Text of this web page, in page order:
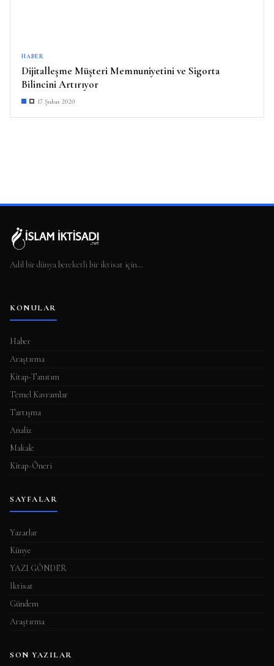
HABER
Dijitalleşme Müşteri Memnuniyetini ve Sigorta
Bilincini Artırıyor
17 Şubat 2020
Adil bir dünya bereketli bir iktisat için…
KONULAR
Haber
Araştırma
Kitap-Tanıtım
Temel Kavramlar
Tartışma
Analiz
Makale
Kitap-Öneri
SAYFALAR
Yazarlar
Künye
YAZI GÖNDER
İktisat
Gündem
Araştırma
SON YAZILAR